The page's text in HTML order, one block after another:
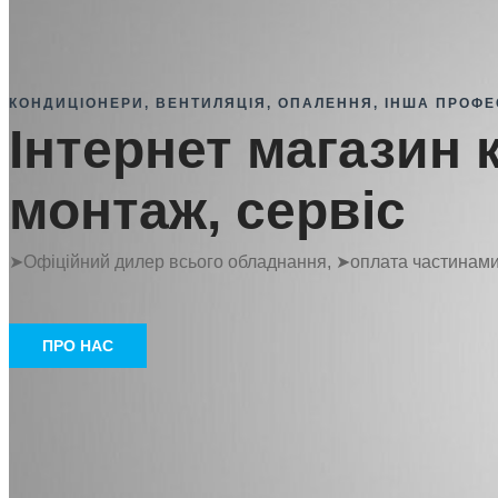
КОНДИЦІОНЕРИ, ВЕНТИЛЯЦІЯ, ОПАЛЕННЯ, ІНША
Інтернет магазин
монтаж, сервіс
➤Офіційний дилер всього обладнання, ➤оплата
ПРО НАС